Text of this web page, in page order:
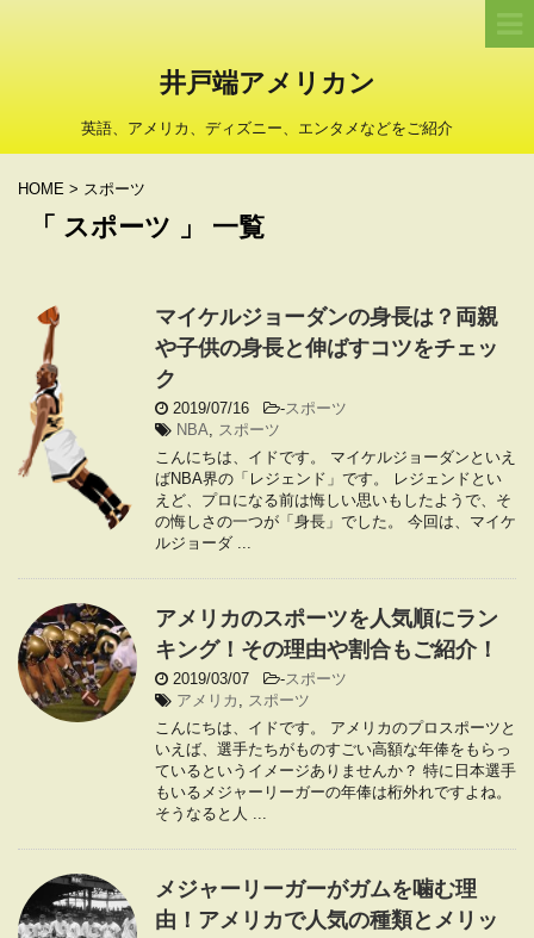
井戸端アメリカン
英語、アメリカ、ディズニー、エンタメなどをご紹介
HOME > スポーツ
「 スポーツ 」 一覧
マイケルジョーダンの身長は？両親
や子供の身長と伸ばすコツをチェッ
ク
2019/07/16 -スポーツ
NBA, スポーツ
こんにちは、イドです。 マイケルジョーダンといえ
ばNBA界の「レジェンド」です。 レジェンドとい
えど、プロになる前は悔しい思いもしたようで、そ
の悔しさの一つが「身長」でした。 今回は、マイケ
ルジョーダ ...
アメリカのスポーツを人気順にラン
キング！その理由や割合もご紹介！
2019/03/07 -スポーツ
アメリカ , スポーツ
こんにちは、イドです。 アメリカのプロスポーツと
いえば、選手たちがものすごい高額な年俸をもらっ
ているというイメージありませんか？ 特に日本選手
もいるメジャーリーガーの年俸は桁外れですよね。
そうなると人 ...
メジャーリーガーがガムを噛む理
由！アメリカで人気の種類とメリッ